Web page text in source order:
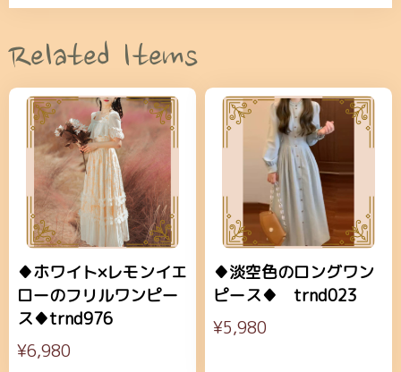
Related Items
♦ホワイト×レモンイエ
ローのフリルワンピー
ス♦trnd976
¥6,980
♦淡空色のロングワン
ピース♦ trnd023
¥5,980